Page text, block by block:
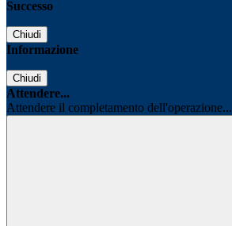
Successo
Chiudi
Informazione
Chiudi
Attendere...
Attendere il completamento dell'operazione...